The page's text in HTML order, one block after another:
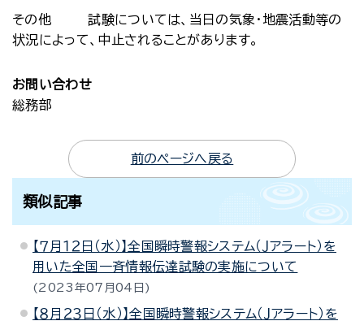
その他 試験については、当日の気象・地震活動等の
状況によって、中止されることがあります。
お問い合わせ
総務部
前のページへ戻る
類似記事
【７月１２日（水）】全国瞬時警報システム（Ｊアラート）を
用いた全国一斉情報伝達試験の実施について
2023年07月04日
【８月２３日（水）】全国瞬時警報システム（Ｊアラート）を